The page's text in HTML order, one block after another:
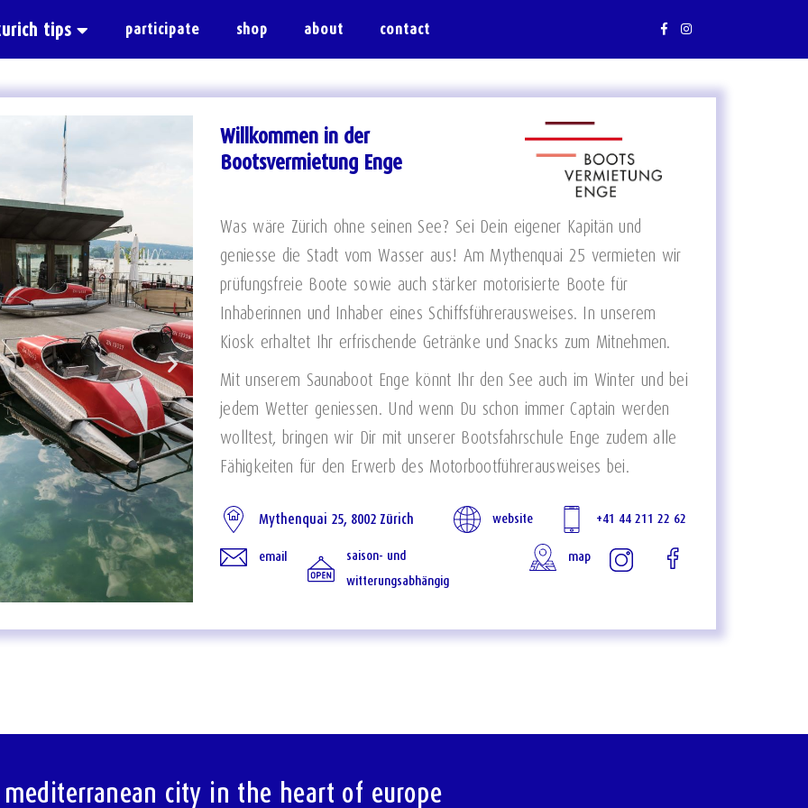
tips participate shop about contact
Willkommen in der
Bootsvermietung Enge
Was wäre Zürich ohne seinen See? Sei Dein eigener Kapitän und
geniesse die Stadt vom Wasser aus! Am Mythenquai 25 vermieten wir
prüfungsfreie Boote sowie auch stärker motorisierte Boote für
Inhaberinnen und Inhaber eines Schiffsführerausweises. In unserem
Kiosk erhaltet Ihr erfrischende Getränke und Snacks zum Mitnehmen.
Mit unserem Saunaboot Enge könnt Ihr den See auch im Winter und bei
jedem Wetter geniessen. Und wenn Du schon immer Captain werden
wolltest, bringen wir Dir mit unserer Bootsfahrschule Enge zudem alle
Fähigkeiten für den Erwerb des Motorbootführerausweises bei.
Mythenquai 25, 8002 Zürich website +41 44 211 22 62
email
saison- und
witterungsabhängig
map
city in the heart of europe